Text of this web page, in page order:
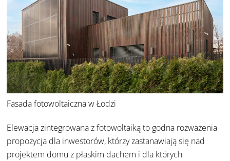
Fasada fotowoltaiczna w Łodzi
Elewacja zintegrowana z fotowoltaikąto godna rozważenia
propozycja dla inwestorów, którzy zastanawiają się nad
projektem domu z płaskim dachem i dla których